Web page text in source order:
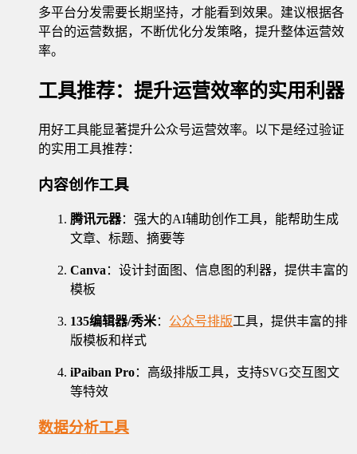
多平台分发需要长期坚持，才能看到效果。建议根据各
平台的运营数据，不断优化分发策略，提升整体运营效
率。
工具推荐：提升运营效率的实用利器
用好工具能显著提升公众号运营效率。以下是经过验证
的实用工具推荐：
内容创作工具
腾讯元器：强大的AI辅助创作工具，能帮助生成
文章、标题、摘要等
Canva ：设计封面图、信息图的利器，提供丰富的
模板
135编辑器/秀米： 公众号排版工具，提供丰富的排
版模板和样式
iPaiban Pro：高级排版工具，支持SVG交互图文
等特效
数据分析工具